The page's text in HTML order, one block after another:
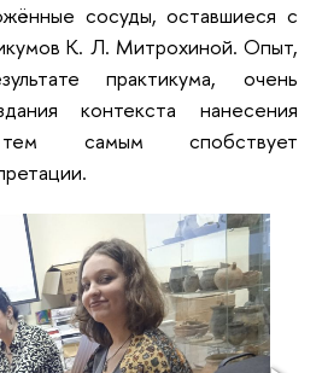
сосуды, оставшиеся с
К. Л. Митрохиной. Опыт,
практикума, очень
контекста нанесения
самым спобствует